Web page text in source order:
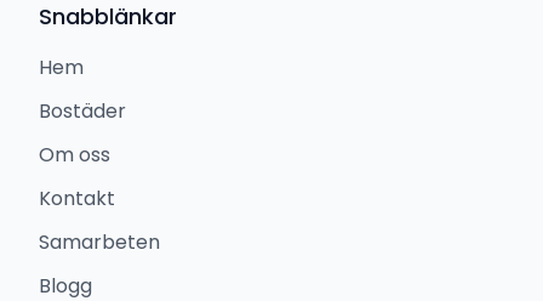
Snabblänkar
Hem
Bostäder
Om oss
Kontakt
Samarbeten
Blogg